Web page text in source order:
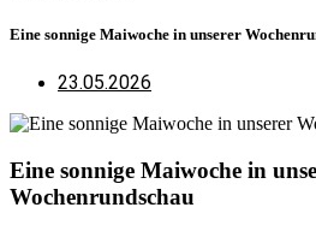
Eine sonnige Maiwoche in unserer
23.05.2026
Eine sonnige Maiwoche in
Wochenrundschau